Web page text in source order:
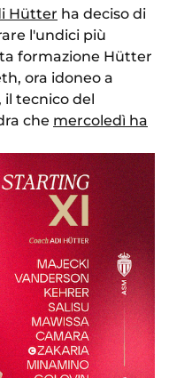
Hütter ha deciso di
l'undici più
formazione Hütter
ora idoneo a
il tecnico del
che mercoledì ha